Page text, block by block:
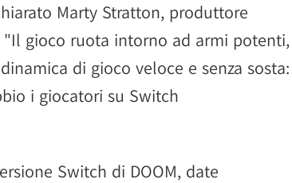
Marty Stratton, produttore
gioco ruota intorno ad armi potenti,
di gioco veloce e senza sosta:
i giocatori su Switch
Switch di DOOM, date